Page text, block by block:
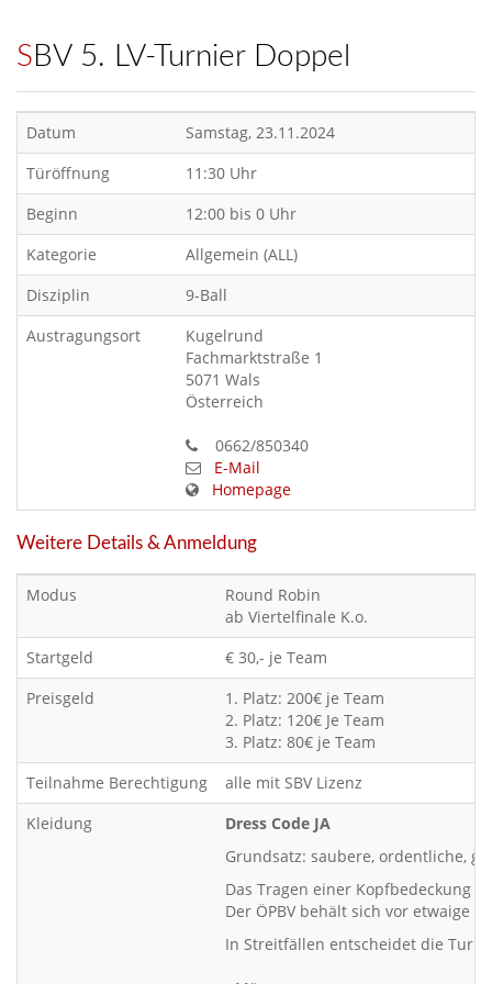
SBV 5. LV-Turnier Doppel
Datum
Samstag, 23.11.2024
Türöffnung
11:30 Uhr
Beginn
12:00 bis 0 Uhr
Kategorie
Allgemein (ALL)
Disziplin
9-Ball
Austragungsort
Kugelrund
Fachmarktstraße 1
5071 Wals
Österreich
0662/850340
E-Mail
Homepage
Weitere Details & Anmeldung
Modus
Round Robin
ab Viertelfinale K.o.
Startgeld
€ 30,- je Team
Preisgeld
1. Platz: 200€ je Team
2. Platz: 120€ Je Team
3. Platz: 80€ je Team
Teilnahme Berechtigung
alle mit SBV Lizenz
Kleidung
Dress Code JA
Grundsatz: saubere, ordentliche,
Das Tragen einer Kopfbedeckung
Der ÖPBV behält sich vor etwaige
In Streitfällen entscheidet die